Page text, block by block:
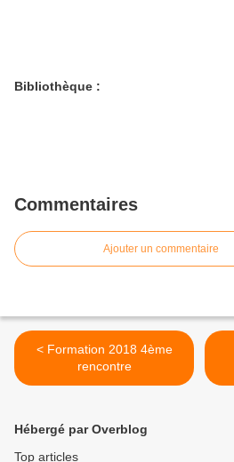
Bibliothèque :
Commentaires
Ajouter un commentaire
< Formation 2018 4ème
rencontre
Hébergé par Overblog
Top articles